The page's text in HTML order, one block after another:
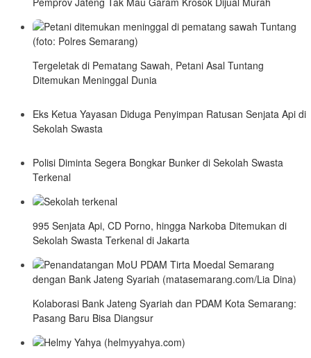
Tergeletak di Pematang Sawah, Petani Asal Tuntang
Ditemukan Meninggal Dunia
Eks Ketua Yayasan Diduga Penyimpan Ratusan Senjata Api di
Sekolah Swasta
Polisi Diminta Segera Bongkar Bunker di Sekolah Swasta
Terkenal
995 Senjata Api, CD Porno, hingga Narkoba Ditemukan di
Sekolah Swasta Terkenal di Jakarta
Kolaborasi Bank Jateng Syariah dan PDAM Kota Semarang:
Pasang Baru Bisa Diangsur